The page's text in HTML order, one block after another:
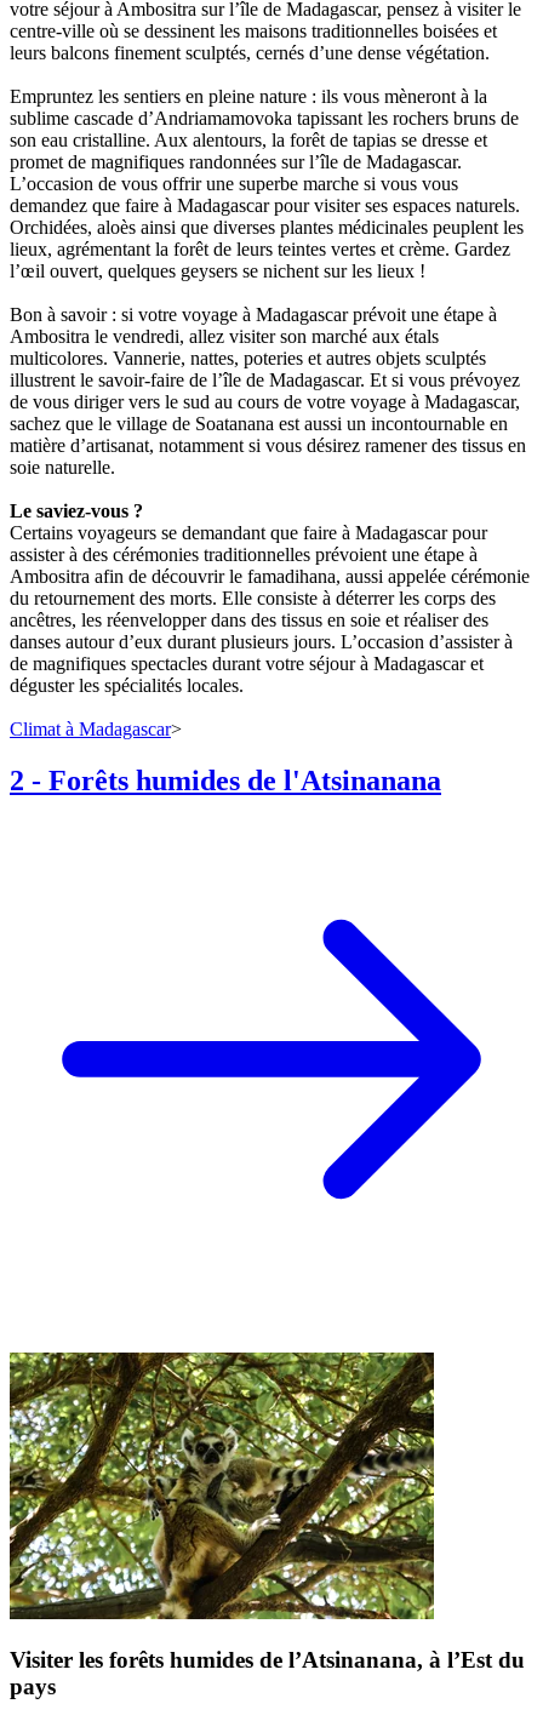
votre séjour à Ambositra sur l’île de Madagascar, pensez à visiter le
centre-ville où se dessinent les maisons traditionnelles boisées et
leurs balcons finement sculptés, cernés d’une dense végétation.
Empruntez les sentiers en pleine nature : ils vous mèneront à la
sublime cascade d’Andriamamovoka tapissant les rochers bruns de
son eau cristalline. Aux alentours, la forêt de tapias se dresse et
promet de magnifiques randonnées sur l’île de Madagascar.
L’occasion de vous offrir une superbe marche si vous vous
demandez que faire à Madagascar pour visiter ses espaces naturels.
Orchidées, aloès ainsi que diverses plantes médicinales peuplent les
lieux, agrémentant la forêt de leurs teintes vertes et crème. Gardez
l’œil ouvert, quelques geysers se nichent sur les lieux !
Bon à savoir : si votre voyage à Madagascar prévoit une étape à
Ambositra le vendredi, allez visiter son marché aux étals
multicolores. Vannerie, nattes, poteries et autres objets sculptés
illustrent le savoir-faire de l’île de Madagascar. Et si vous prévoyez
de vous diriger vers le sud au cours de votre voyage à Madagascar,
sachez que le village de Soatanana est aussi un incontournable en
matière d’artisanat, notamment si vous désirez ramener des tissus en
soie naturelle.
Le saviez-vous ?
Certains voyageurs se demandant que faire à Madagascar pour
assister à des cérémonies traditionnelles prévoient une étape à
Ambositra afin de découvrir le famadihana, aussi appelée cérémonie
du retournement des morts. Elle consiste à déterrer les corps des
ancêtres, les réenvelopper dans des tissus en soie et réaliser des
danses autour d’eux durant plusieurs jours. L’occasion d’assister à
de magnifiques spectacles durant votre séjour à Madagascar et
déguster les spécialités locales.
Climat à Madagascar>
2 - Forêts humides de l'Atsinanana
Visiter les forêts humides de l’Atsinanana, à l’Est du
pays